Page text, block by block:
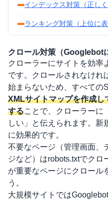
インデックス対策（正し
ランキング対策（上位に表
クロール対策（Googlebot
クローラーにサイトを効率
です。クロールされなけれ
始まらないため、すべての
XMLサイトマップを作成し
することで、クローラーに
しい」と伝えられます。新
に効果的です。
不要なページ（管理画面、
ジなど）はrobots.txtでクロ
が重要なページにクロール
う。
大規模サイトでは